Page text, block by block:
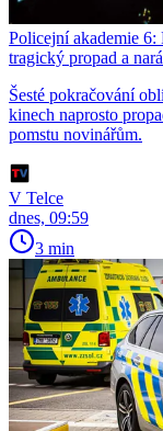
Policejní akademie 6:
tragický propad a
Šesté pokračování
kinech naprosto
pomstu novinářům.
V Telce
dnes, 09:59
3 min